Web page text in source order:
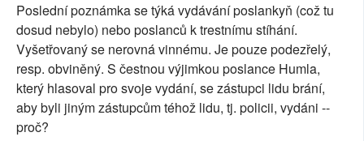
Poslední poznámka se týká vydávání poslankyň (což tu
dosud nebylo) nebo poslanců k trestnímu stíhání.
Vyšetřovaný se nerovná vinnému. Je pouze podezřelý,
resp. obviněný. S čestnou výjimkou poslance Humla,
který hlasoval pro svoje vydání, se zástupci lidu brání,
aby byli jiným zástupcům téhož lidu, tj. policii, vydáni --
proč?